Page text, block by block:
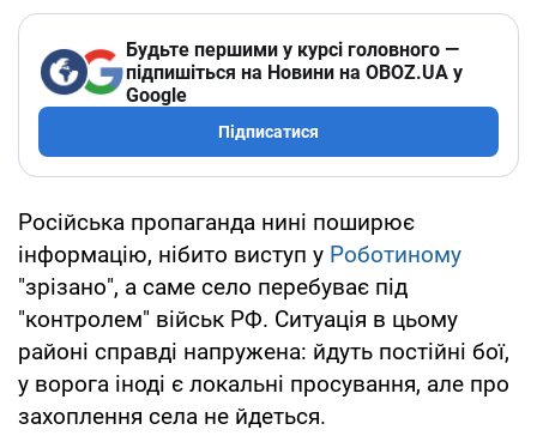
Будьте першими у курсі головного —
підпишіться на Новини на OBOZ.UA у
Google
Підписатися
Російська пропаганда нині поширює
інформацію, нібито виступ у Роботиному
"зрізано", а саме село перебуває під
"контролем" військ РФ. Ситуація в цьому
районі справді напружена: йдуть постійні бої,
у ворога іноді є локальні просування, але про
захоплення села не йдеться.